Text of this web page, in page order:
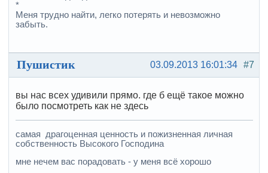
*
Меня трудно найти, легко потерять и невозможно
забыть.
#7
03.09.2013 16:01:34
Пушистик
вы нас всех удивили прямо. где б ещё такое можно
было посмотреть как не здесь
самая драгоценная ценность и пожизненная личная
собственность Высокого Господина
мне нечем вас порадовать - у меня всё хорошо